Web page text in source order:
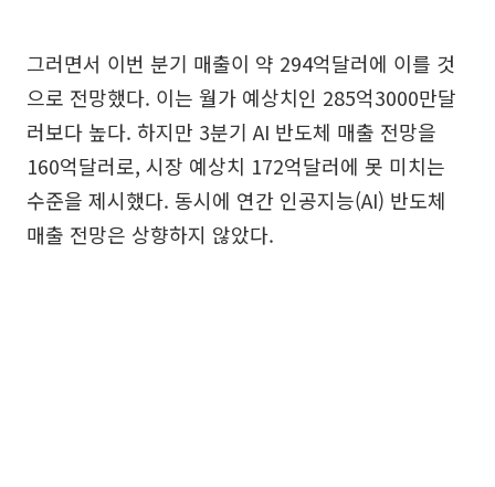
그러면서 이번 분기 매출이 약 294억달러에 이를 것
으로 전망했다. 이는 월가 예상치인 285억3000만달
러보다 높다. 하지만 3분기 AI 반도체 매출 전망을
160억달러로, 시장 예상치 172억달러에 못 미치는
수준을 제시했다. 동시에 연간 인공지능(AI) 반도체
매출 전망은 상향하지 않았다.